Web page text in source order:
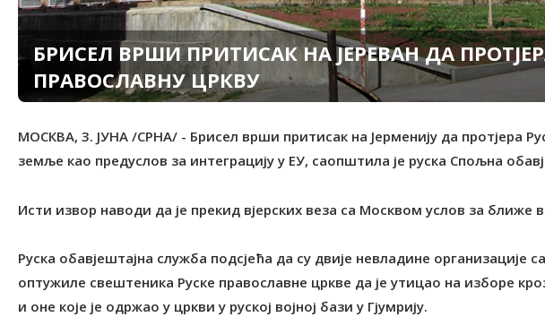
БРИСЕЛ ВРШИ ПРИТИСАК НА ЈЕРЕВАН ДА
ПРАВОСЛАВНУ ЦРКВУ
МОСКВА, 3. ЈУНА /СРНА/ - Брисел врши притисак на Јерменију да протјера
земље као предуслов за интеграцију у ЕУ, саопштила је руска Спољна
Исти извор наводи да је прекид вјерских веза са Москвом услов за ближе
Руска обавјештајна служба подсјећа да су двије невладине организације
оптужиле свештеника Руске православне цркве да је утицао на изборе
и оне које је одржао у цркви у руској војној бази у Гјумрију.